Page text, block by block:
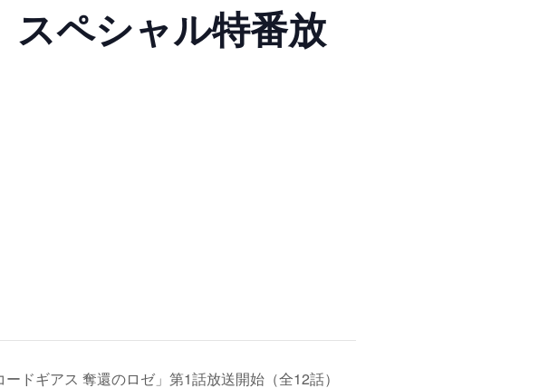
スペシャル特番放
ードギアス 奪還のロゼ」第1話放送開始（全12話）